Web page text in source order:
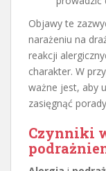
Objawy te
narażeniu na
reakcji
charakter. W
ważne jest, aby
zasięgnąć
Czynniki